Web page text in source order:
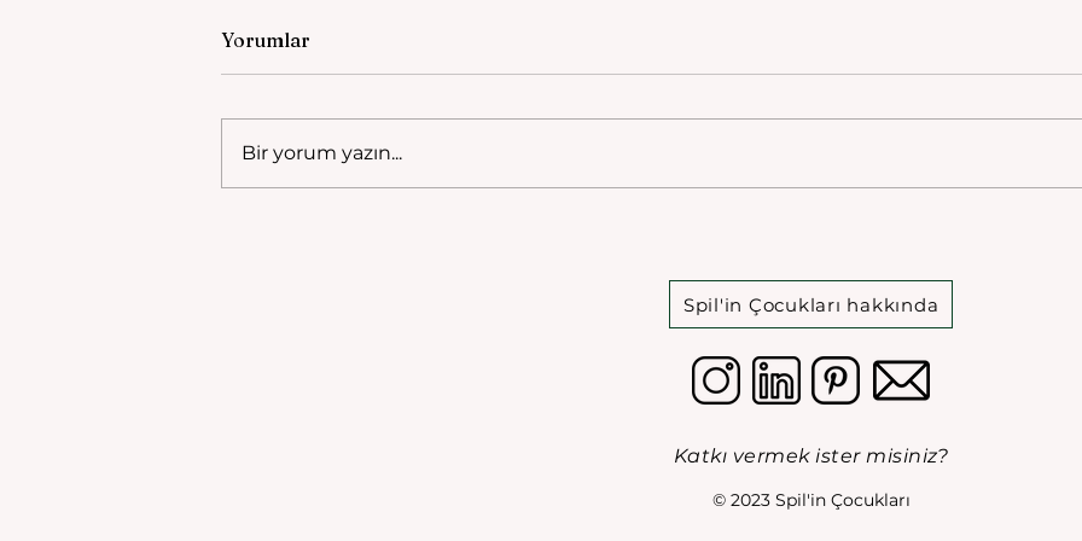
Müftü Âlim Efendi
Yorumlar
Bir yorum yazın...
Spil'in Çocukları hakkında
Katkı vermek ister misiniz?
© 2023 Spil'in Çocukları